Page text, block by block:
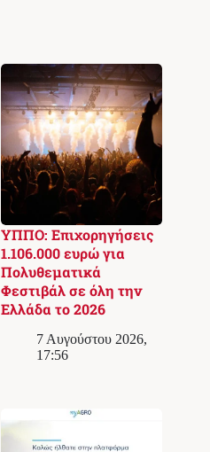
ΥΠΠΟ: Επιχορηγήσεις
1.106.000 ευρώ για
Πολυθεματικά
Φεστιβάλ σε όλη την
Ελλάδα το 2026
7 Αυγούστου 2026,
17:56